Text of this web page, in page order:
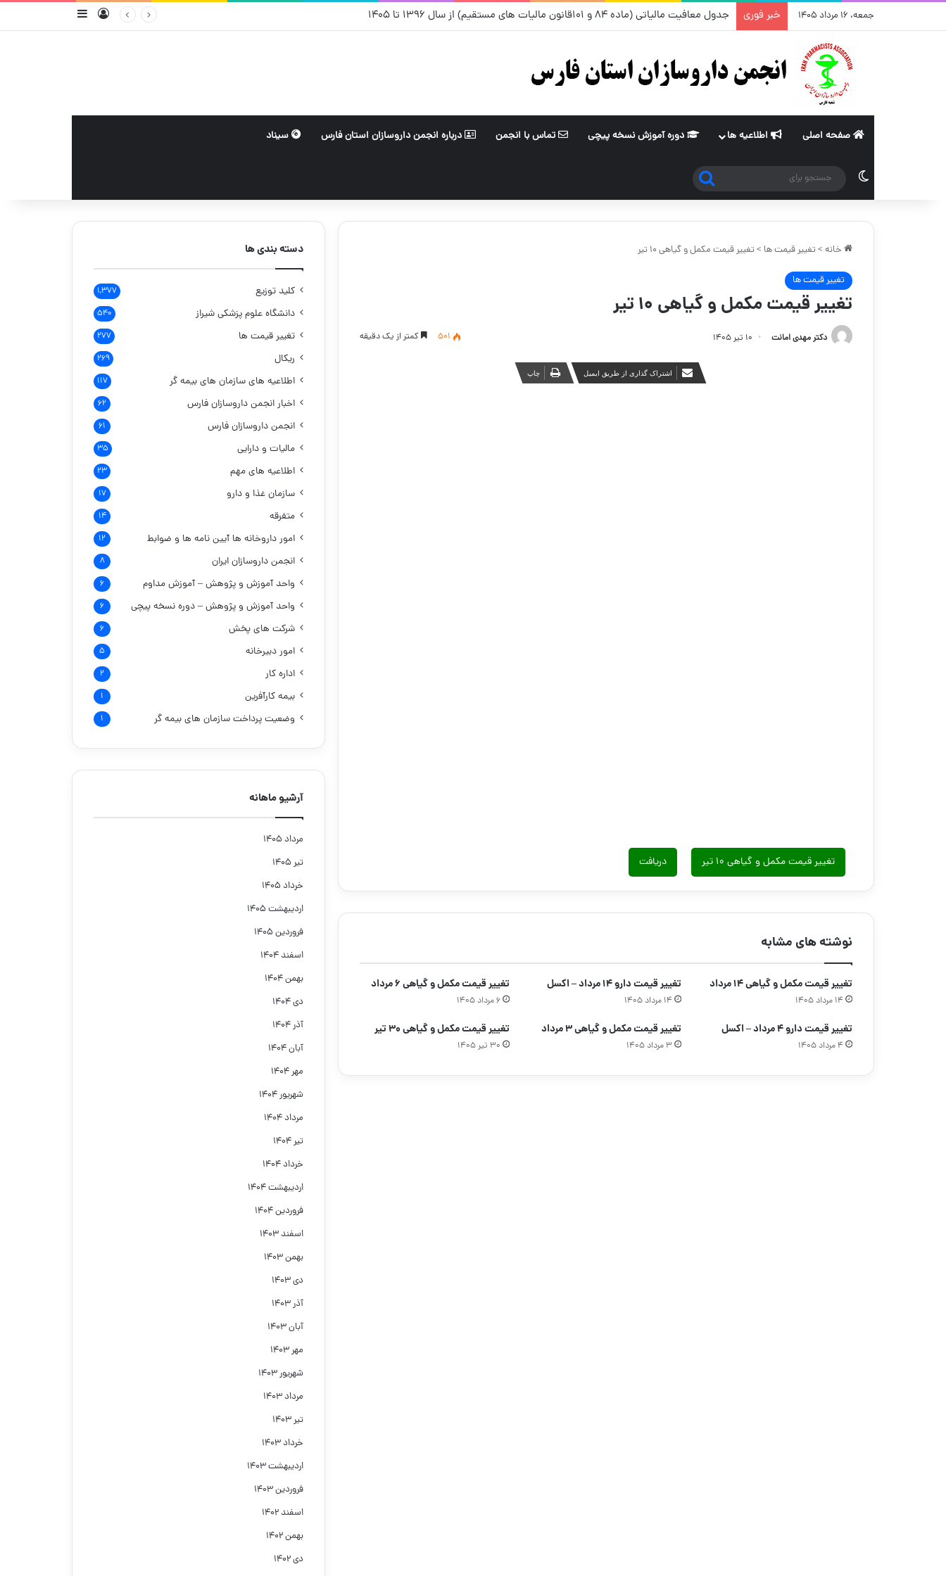
جمعه، ۱۶ مرداد ۱۴۰۵ خبر فوری جدول معافیت مالیاتی (ماده ۸۴ و ۱۰۱قانون مالیات های مستقیم) از سال ۱۳۹۶ تا ۱۴۰۵ ورودسایدبار
صفحه اصلی اطلاعیه ها دوره آموزش نسخه پیچی تماس با انجمن درباره انجمن داروسازان استان فارس سیناد
تغییر پوسته
جستجو
برای
خانه >تغییر قیمت ها >تغییر قیمت مکمل و گیاهی ۱۰ تیر
تغییر قیمت ها
تغییر قیمت مکمل و گیاهی ۱۰ تیر
دکتر مهدی امانت ۱۰ تیر ۱۴۰۵ 501 کمتر از یک دقیقه
اشتراک گذاری از طریق ایمیل چاپ
تغییر قیمت مکمل و گیاهی ۱۰ تیر دریافت
نوشته های مشابه
تغییر قیمت مکمل و گیاهی ۱۴ مرداد
۱۴ مرداد ۱۴۰۵
تغییر قیمت دارو ۱۴ مرداد – اکسل
۱۴ مرداد ۱۴۰۵
تغییر قیمت مکمل و گیاهی ۶ مرداد
۶ مرداد ۱۴۰۵
تغییر قیمت دارو ۴ مرداد – اکسل
۴ مرداد ۱۴۰۵
تغییر قیمت مکمل و گیاهی ۳ مرداد
۳ مرداد ۱۴۰۵
تغییر قیمت مکمل و گیاهی ۳۰ تیر
۳۰ تیر ۱۴۰۵
دسته بندی ها
کلید توزیع ۱,۳۷۷
دانشگاه علوم پزشکی شیراز ۵۴۰
تغییر قیمت ها ۲۷۷
ریکال ۲۶۹
اطلاعیه های سازمان های بیمه گر ۱۱۷
اخبار انجمن داروسازان فارس ۶۲
انجمن داروسازان فارس ۶۱
مالیات و دارایی ۳۵
اطلاعیه های مهم ۲۳
سازمان غذا و دارو ۱۷
متفرقه ۱۴
امور داروخانه هاآیین نامه ها و ضوابط ۱۲
انجمن داروسازان ایران ۸
واحد آموزش و پژوهش – آموزش مداوم ۶
واحد آموزش و پژوهش – دوره نسخه پیچی ۶
شرکت های پخش ۶
امور دبیرخانه ۵
اداره کار ۲
بیمه کارآفرین ۱
وضعیت پرداخت سازمان های بیمه گر ۱
آرشیو ماهانه
مرداد ۱۴۰۵
تیر ۱۴۰۵
خرداد ۱۴۰۵
اردیبهشت ۱۴۰۵
فروردین ۱۴۰۵
اسفند ۱۴۰۴
بهمن ۱۴۰۴
دی ۱۴۰۴
آذر ۱۴۰۴
آبان ۱۴۰۴
مهر ۱۴۰۴
شهریور ۱۴۰۴
مرداد ۱۴۰۴
تیر ۱۴۰۴
خرداد ۱۴۰۴
اردیبهشت ۱۴۰۴
فروردین ۱۴۰۴
اسفند ۱۴۰۳
بهمن ۱۴۰۳
دی ۱۴۰۳
آذر ۱۴۰۳
آبان ۱۴۰۳
مهر ۱۴۰۳
شهریور ۱۴۰۳
مرداد ۱۴۰۳
تیر ۱۴۰۳
خرداد ۱۴۰۳
اردیبهشت ۱۴۰۳
فروردین ۱۴۰۳
اسفند ۱۴۰۲
بهمن ۱۴۰۲
دی ۱۴۰۲